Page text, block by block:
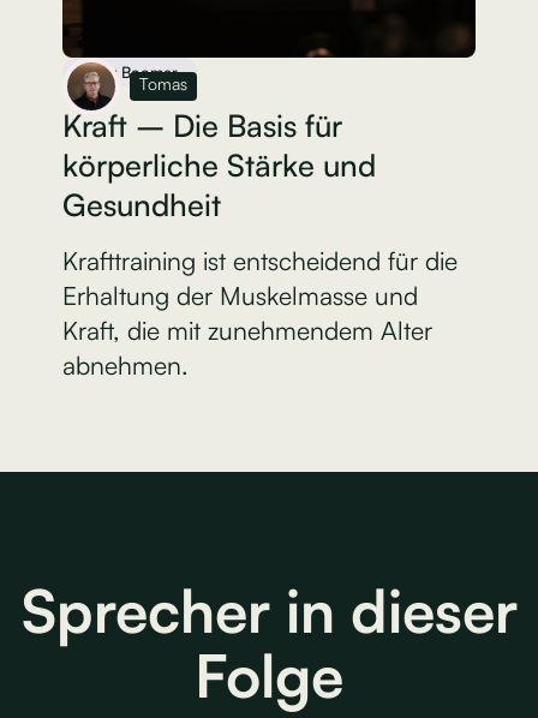
Tomas
Baby Boomer
Kraft – Die Basis für
körperliche Stärke und
Gesundheit
Krafttraining ist entscheidend für die
Erhaltung der Muskelmasse und
Kraft, die mit zunehmendem Alter
abnehmen.
Sprecher in dieser
Folge